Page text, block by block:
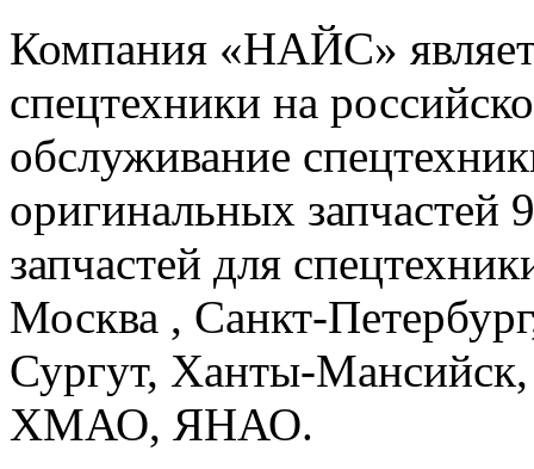
Компания «НАЙС»
спецтехники на
обслуживание
оригинальных
запчастей для
Москва , Санкт-
Сургут, Ханты-
ХМАО, ЯНАО.